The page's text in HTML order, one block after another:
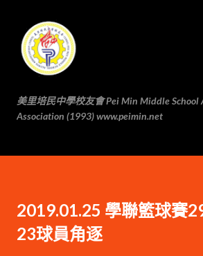
美里培民中學校友會 Pei Min Middle School
Association (1993) www.peimin.net
2019.01.25 學聯籃球賽
23球員角逐